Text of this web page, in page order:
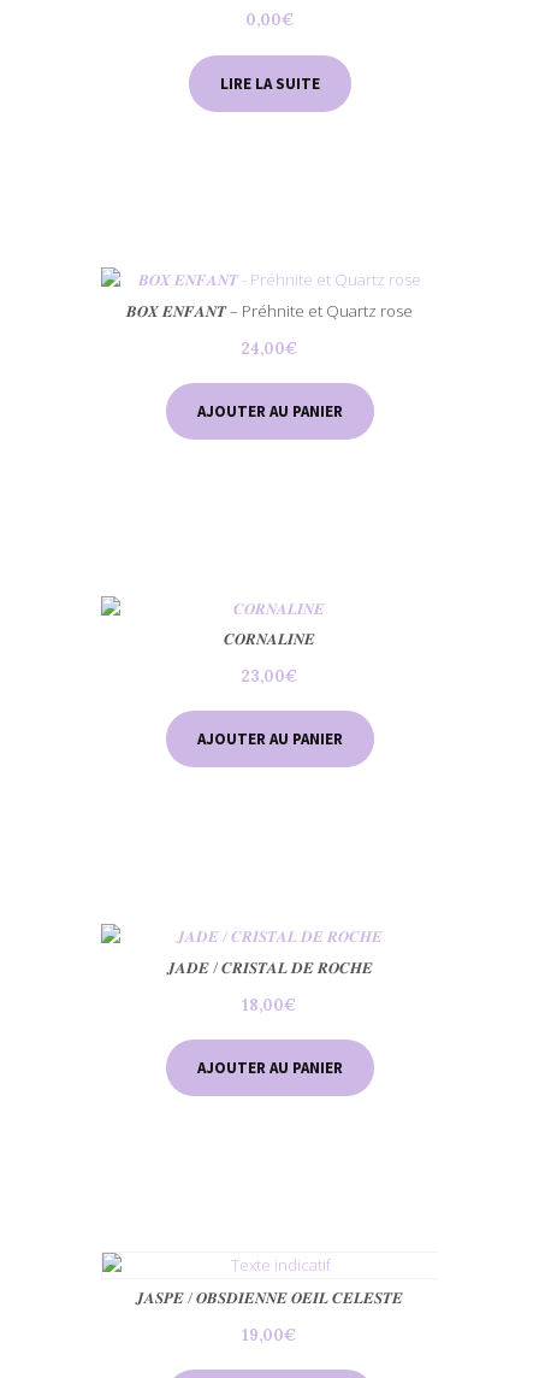
0,00€
LIRE LA SUITE
𝑩𝑶𝑿 𝑬𝑵𝑭𝑨𝑵𝑻 – Préhnite et Quartz rose
24,00€
AJOUTER AU PANIER
𝑪𝑶𝑹𝑵𝑨𝑳𝑰𝑵𝑬
23,00€
AJOUTER AU PANIER
𝑱𝑨𝑫𝑬 / 𝑪𝑹𝑰𝑺𝑻𝑨𝑳 𝑫𝑬 𝑹𝑶𝑪𝑯𝑬
18,00€
AJOUTER AU PANIER
𝑱𝑨𝑺𝑷𝑬 / 𝑶𝑩𝑺𝑫𝑰𝑬𝑵𝑵𝑬 𝑶𝑬𝑰𝑳 𝑪𝑬𝑳𝑬𝑺𝑻𝑬
19,00€